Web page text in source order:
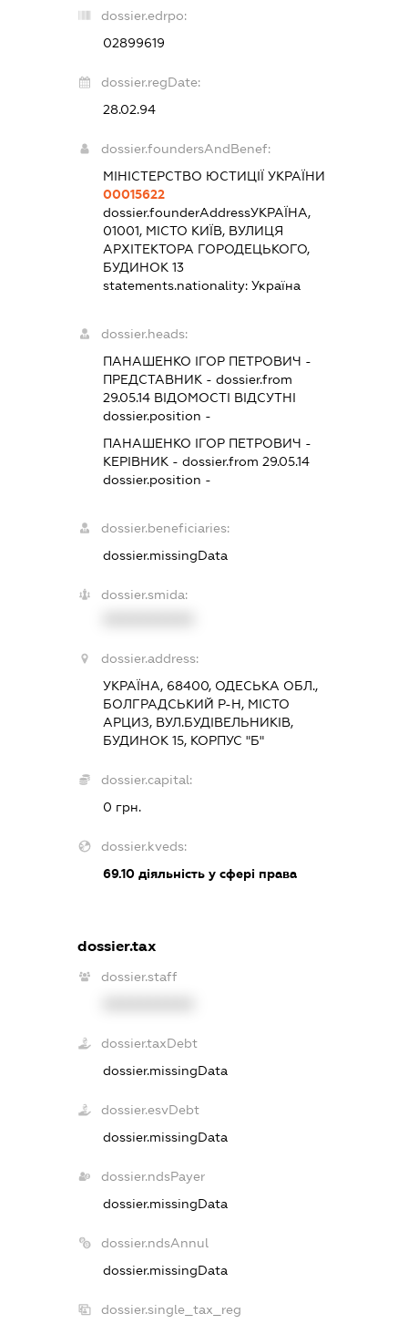
dossier.edrpo:
02899619
dossier.regDate:
28.02.94
dossier.foundersAndBenef:
МІНІСТЕРСТВО ЮСТИЦІЇ УКРАЇНИ
00015622
dossier.founderAddressУКРАЇНА,
01001, МІСТО КИЇВ, ВУЛИЦЯ
АРХІТЕКТОРА ГОРОДЕЦЬКОГО,
БУДИНОК 13
statements.nationality: Україна
dossier.heads:
ПАНАШЕНКО ІГОР ПЕТРОВИЧ -
ПРЕДСТАВНИК - dossier.from
29.05.14ВІДОМОСТІ ВІДСУТНІ
dossier.position -
ПАНАШЕНКО ІГОР ПЕТРОВИЧ -
КЕРІВНИК - dossier.from 29.05.14
dossier.position -
dossier.beneficiaries:
dossier.missingData
dossier.smida:
dossier.address:
УКРАЇНА, 68400, ОДЕСЬКА ОБЛ.,
БОЛГРАДСЬКИЙ Р-Н, МІСТО
АРЦИЗ, ВУЛ.БУДІВЕЛЬНИКІВ,
БУДИНОК 15, КОРПУС "Б"
dossier.capital:
0 грн.
dossier.kveds:
69.10діяльність у сфері права
dossier.tax
dossier.staff
dossier.taxDebt
dossier.missingData
dossier.esvDebt
dossier.missingData
dossier.ndsPayer
dossier.missingData
dossier.ndsAnnul
dossier.missingData
dossier.single_tax_reg